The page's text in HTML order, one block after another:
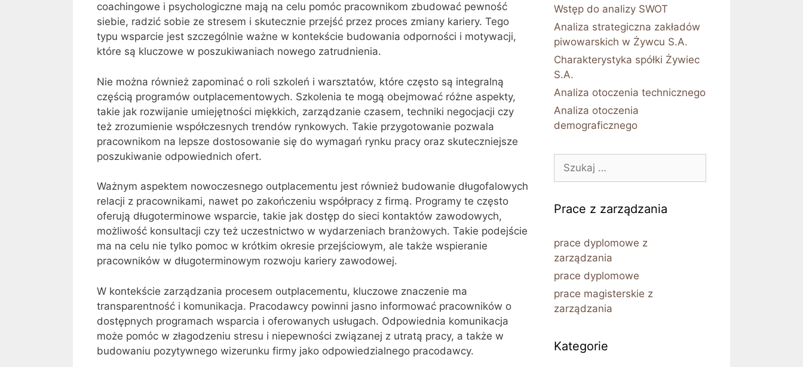
coachingowe i psychologiczne mają na celu pomóc pracownikom zbudować pewność
siebie, radzić sobie ze stresem i skutecznie przejść przez proces zmiany kariery. Tego
typu wsparcie jest szczególnie ważne w kontekście budowania odporności i motywacji,
które są kluczowe w poszukiwaniach nowego zatrudnienia.
Nie można również zapominać o roli szkoleń i warsztatów, które często są integralną
częścią programów outplacementowych. Szkolenia te mogą obejmować różne aspekty,
takie jak rozwijanie umiejętności miękkich, zarządzanie czasem, techniki negocjacji czy
też zrozumienie współczesnych trendów rynkowych. Takie przygotowanie pozwala
pracownikom na lepsze dostosowanie się do wymagań rynku pracy oraz skuteczniejsze
poszukiwanie odpowiednich ofert.
Ważnym aspektem nowoczesnego outplacementu jest również budowanie długofalowych
relacji z pracownikami, nawet po zakończeniu współpracy z firmą. Programy te często
oferują długoterminowe wsparcie, takie jak dostęp do sieci kontaktów zawodowych,
możliwość konsultacji czy też uczestnictwo w wydarzeniach branżowych. Takie podejście
ma na celu nie tylko pomoc w krótkim okresie przejściowym, ale także wspieranie
pracowników w długoterminowym rozwoju kariery zawodowej.
W kontekście zarządzania procesem outplacementu, kluczowe znaczenie ma
transparentność i komunikacja. Pracodawcy powinni jasno informować pracowników o
dostępnych programach wsparcia i oferowanych usługach. Odpowiednia komunikacja
może pomóc w złagodzeniu stresu i niepewności związanej z utratą pracy, a także w
budowaniu pozytywnego wizerunku firmy jako odpowiedzialnego pracodawcy.
Wstęp do analizy SWOT
Analiza strategiczna zakładów
piwowarskich w Żywcu S.A.
Charakterystyka spółki Żywiec
S.A.
Analiza otoczenia technicznego
Analiza otoczenia
demograficznego
Szukaj:
Prace z zarządzania
prace dyplomowe z
zarządzania
prace dyplomowe
prace magisterskie z
zarządzania
Kategorie